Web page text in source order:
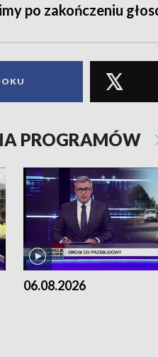
po zakończeniu
PROGRAMÓW
06.08.2026